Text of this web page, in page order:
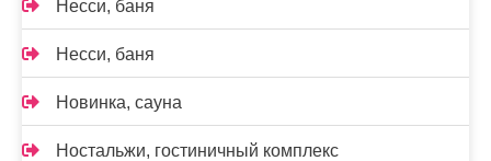
Несси, баня
Несси, баня
Новинка, сауна
Ностальжи, гостиничный комплекс